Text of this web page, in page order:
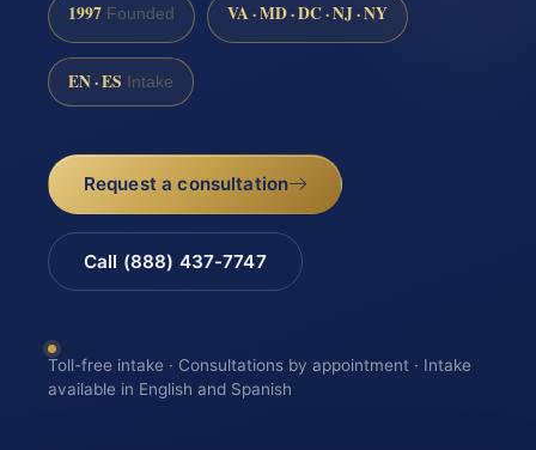
1997 Founded VA · MD · DC · NJ · NY
EN · ES Intake
Request a consultation
Call (888) 437-7747
Toll-free intake · Consultations by appointment · Intake
available in English and Spanish